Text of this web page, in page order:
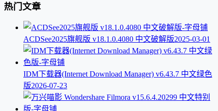
热门文章
ACDSee2025旗舰版 v18.1.0.4080 中文破解版2025-03-01
IDM下载器(Internet Download Manager) v6.43.7 中文绿色
版2026-07-23